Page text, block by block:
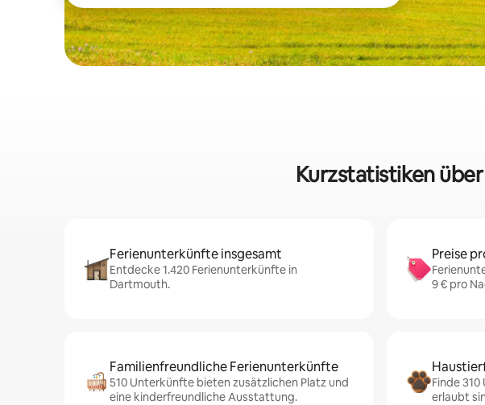
Kurzstatistiken
Ferienunterkünfte insgesamt
Entdecke 1.420 Ferienunterkünfte in
Dartmouth.
Preise
9 € pro
Familienfreundliche Ferienunterkünfte
510 Unterkünfte bieten zusätzlichen Platz und
eine kinderfreundliche Ausstattung.
Finde
erlaubt